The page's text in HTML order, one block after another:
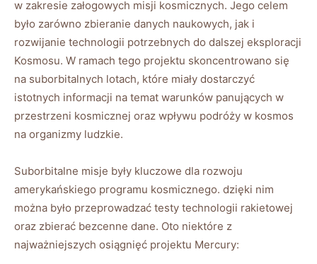
w zakresie załogowych misji kosmicznych. Jego celem
było zarówno zbieranie danych naukowych, jak i
rozwijanie technologii potrzebnych do dalszej eksploracji
Kosmosu. W ramach tego projektu skoncentrowano się
na suborbitalnych lotach, które miały dostarczyć
istotnych informacji na temat warunków panujących w
przestrzeni kosmicznej oraz wpływu podróży w kosmos
na organizmy ludzkie.
Suborbitalne misje były kluczowe dla rozwoju
amerykańskiego programu kosmicznego. dzięki nim
można było przeprowadzać testy technologii rakietowej
oraz zbierać bezcenne dane. Oto niektóre z
najważniejszych osiągnięć projektu Mercury: